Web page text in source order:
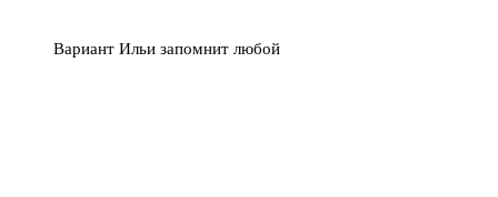
Вариант Ильи запомнит любой